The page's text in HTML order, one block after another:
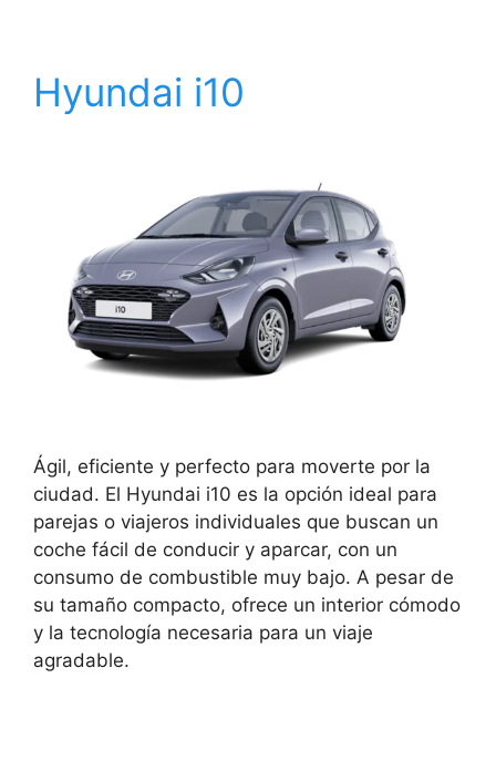
Hyundai i10
Ágil, eficiente y perfecto para moverte por la
ciudad. El Hyundai i10 es la opción ideal para
parejas o viajeros individuales que buscan un
coche fácil de conducir y aparcar, con un
consumo de combustible muy bajo. A pesar de
su tamaño compacto, ofrece un interior cómodo
y la tecnología necesaria para un viaje
agradable.